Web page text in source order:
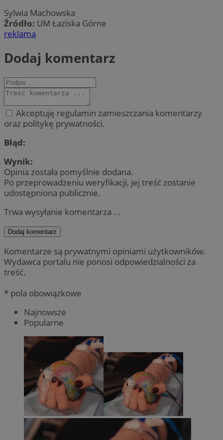
Sylwia Machowska
Źródło: UM Łaziska Górne
reklama
Dodaj komentarz
Akceptuję regulamin zamieszczania komentarzy
oraz politykę prywatności.
Błąd:
Wynik:
Opinia została pomyślnie dodana.
Po przeprowadzeniu weryfikacji, jej treść zostanie
udostępniona publicznie.
Trwa wysyłanie komentarza ...
Dodaj komentarz
Komentarze są prywatnymi opiniami użytkowników.
Wydawca portalu nie ponosi odpowiedzialności za
treść.
* pola obowiązkowe
Najnowsze
Popularne